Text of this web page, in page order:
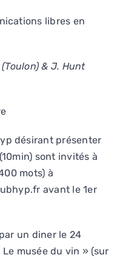
libres en
& J. Hunt
désirant présenter
sont invités à
mots) à
avant le 1er
un diner le 24
musée du vin » (sur